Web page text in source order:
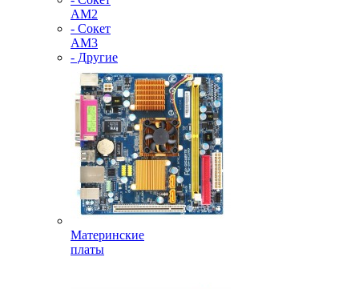
AM2
- Сокет
AM3
- Другие
Материнские
платы